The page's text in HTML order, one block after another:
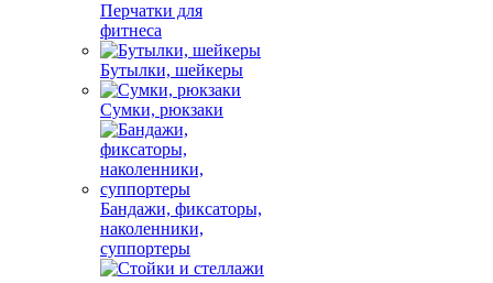
Перчатки для
фитнеса
Бутылки, шейкеры
Сумки, рюкзаки
Бандажи, фиксаторы,
наколенники,
суппортеры